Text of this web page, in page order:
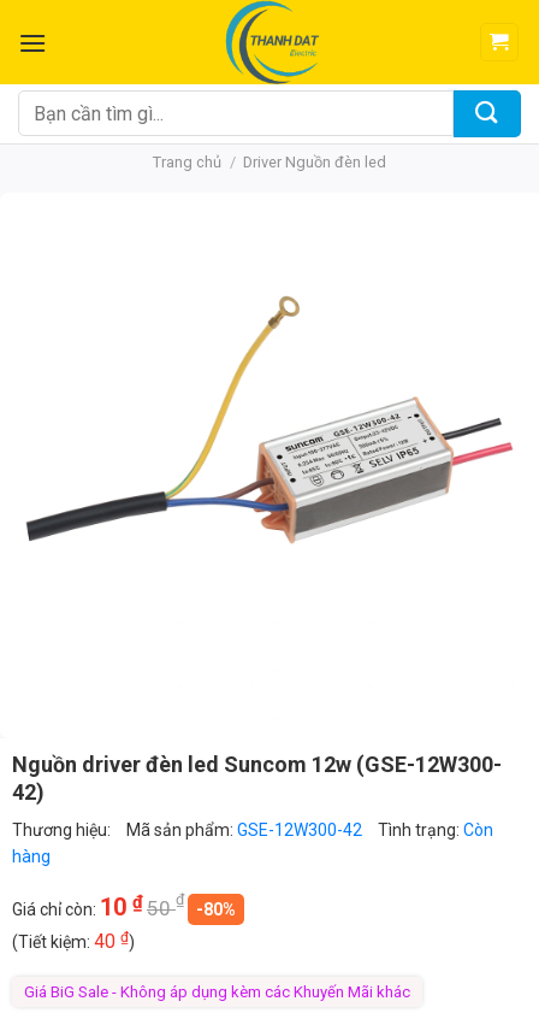
đến
dung
Tìm
kiếm:
Trang chủ / Driver Nguồn đèn led
Nguồn driver đèn led Suncom 12w (GSE-12W300-
42)
Thương hiệu: Mã sản phẩm: GSE-12W300-42 Tình trạng: Còn
hàng
Giá chỉ còn: 10 ₫50₫
-80%
(Tiết kiệm: 40 ₫)
Giá BiG Sale - Không áp dụng kèm các Khuyến Mãi khác